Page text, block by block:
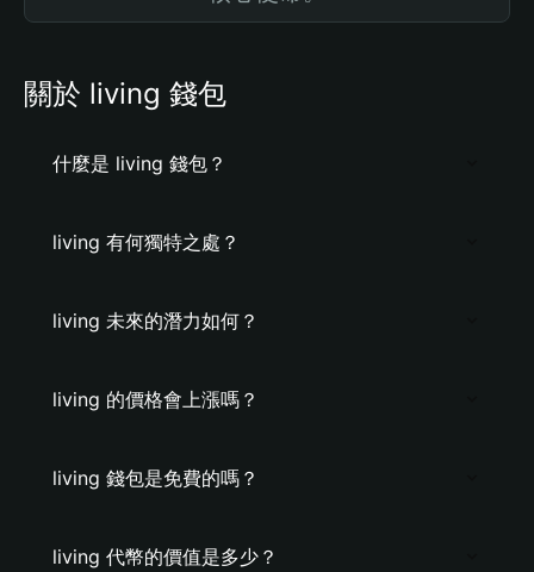
關於 living 錢包
什麼是 living 錢包？
living 有何獨特之處？
living 未來的潛力如何？
living 的價格會上漲嗎？
living 錢包是免費的嗎？
living 代幣的價值是多少？